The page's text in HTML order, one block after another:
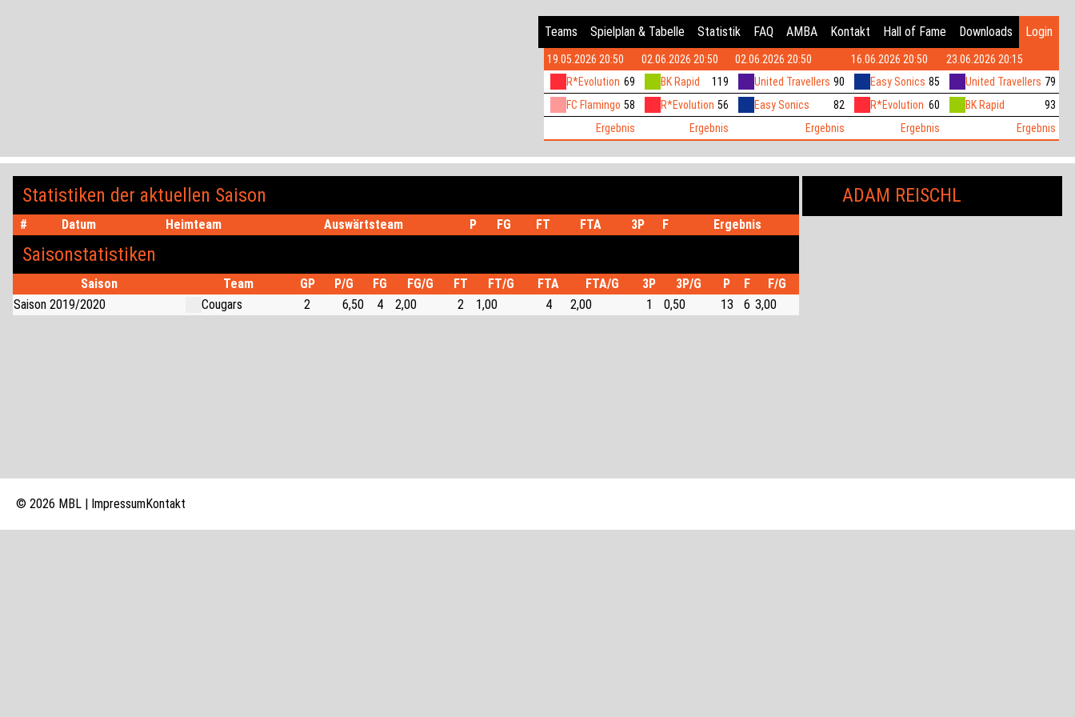
Teams
Spielplan & Tabelle Statistik FAQ AMBA Kontakt Hall of Fame Downloads Login
19.05.2026 20:50
R*Evolution 69
FC Flamingo 58
Ergebnis
02.06.2026 20:50
BK Rapid
119
R*Evolution 56
Ergebnis
02.06.2026 20:50
United Travellers 90
Easy Sonics
82
Ergebnis
16.06.2026 20:50
Easy Sonics 85
R*Evolution 60
Ergebnis
23.06.2026 20:15
United Travellers 79
BK Rapid
93
Ergebnis
ADAM REISCHL
Statistiken der aktuellen Saison
# Datum Heimteam Auswärtsteam P FG FT FTA 3P F Ergebnis
Saisonstatistiken
Saison Team GP P/G FG FG/G FT FT/G FTA FTA/G 3P 3P/G P F
F/G
Saison 2019/2020
Cougars 2 6,50 4 2,00 2 1,00 4 2,00 1 0,50 13 6 3,00
© 2026 MBL | ImpressumKontakt